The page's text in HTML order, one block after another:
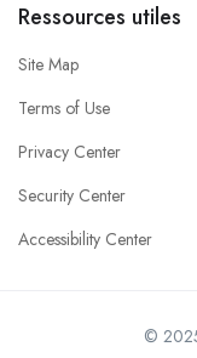
Ressources utiles
Site Map
Terms of Use
Privacy Center
Security Center
Accessibility Center
©